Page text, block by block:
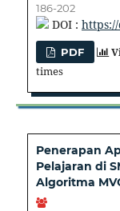
186-202
DOI :
PDF
times
Penerapan
Pelajaran di
Algoritma